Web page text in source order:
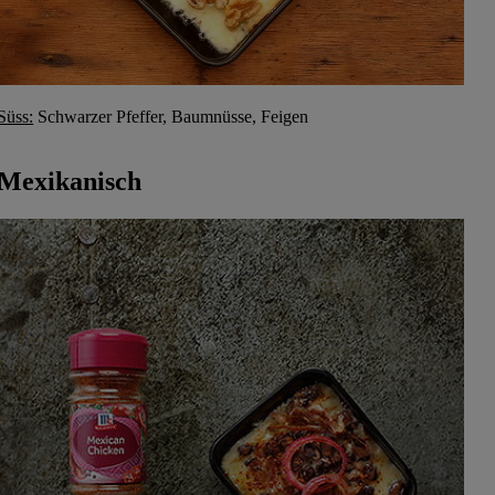
Schwarzer Pfeffer, Baumnüsse, Feigen